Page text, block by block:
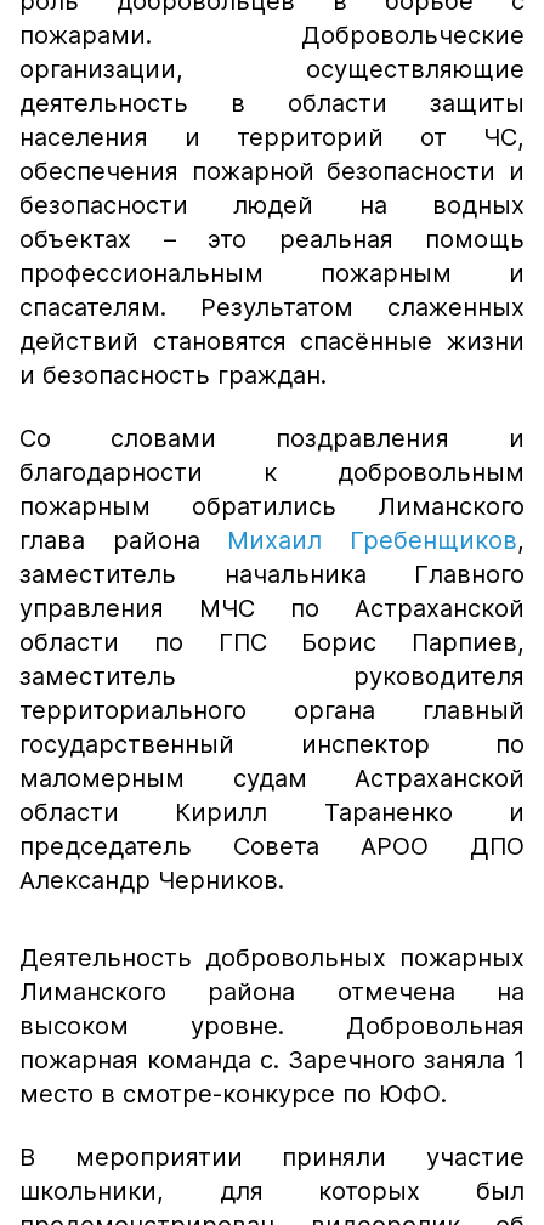
пожарами. Добровольческие
организации, осуществляющие
деятельность в области защиты
населения и территорий от ЧС,
обеспечения пожарной безопасности и
безопасности людей на водных
объектах – это реальная помощь
профессиональным пожарным и
спасателям. Результатом слаженных
действий становятся спасённые жизни
и безопасность граждан.
Со словами поздравления и
благодарности к добровольным
пожарным обратились Лиманского
глава района Михаил Гребенщиков,
заместитель начальника Главного
управления МЧС по Астраханской
области по ГПС Борис Парпиев,
заместитель руководителя
территориального органа главный
государственный инспектор по
маломерным судам Астраханской
области Кирилл Тараненко и
председатель Совета АРОО ДПО
Александр Черников.
Деятельность добровольных пожарных
Лиманского района отмечена на
высоком уровне. Добровольная
пожарная команда с. Заречного заняла 1
место в смотре-конкурсе по ЮФО.
В мероприятии приняли участие
школьники, для которых был